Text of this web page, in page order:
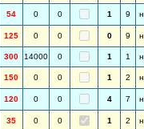
54 0 0 1 9
125 0 0 0 9
300 14000 0 1 1
150 0 0 1 2
120 0 0 4 7
35 0 0 1 2